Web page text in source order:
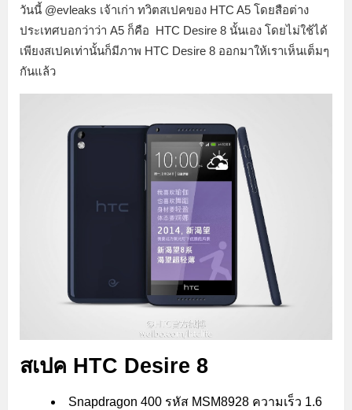
วันนี้ @evleaks เจ้าเก่า ทวิตสเปคของ HTC A5 โดยสือต่าง
ประเทศบอกว่าว่า A5 ก็คือ HTC Desire 8 นั้นเอง โดยไม่ใช้ได้
เพียงสเปคเท่านั้นก็มีภาพ HTC Desire 8 ออกมาให้เราเห็นเต็มๆ
กันแล้ว
สเปค HTC Desire 8
Snapdragon 400 รหัส MSM8928 ความเร็ว 1.6